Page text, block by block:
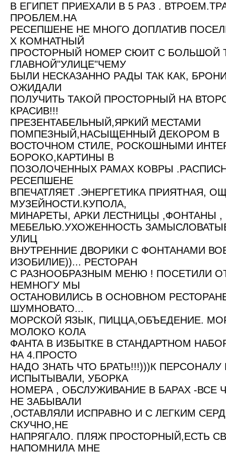
В ЕГИПЕТ ПРИЕХАЛИ В 5 РАЗ .
ПРОБЛЕМ.НА
РЕСЕПШЕНЕ НЕ МНОГО ДОПЛАТИВ
Х КОМНАТНЫЙ
ПРОСТОРНЫЙ НОМЕР СЮИТ С БОЛЬШОЙ
ГЛАВНОЙ"УЛИЦЕ"ЧЕМУ
БЫЛИ НЕСКАЗАННО РАДЫ ТАК КАК,
ОЖИДАЛИ
ПОЛУЧИТЬ ТАКОЙ ПРОСТОРНЫЙ НА
КРАСИВ!!!
ПРЕЗЕНТАБЕЛЬНЫЙ,ЯРКИЙ МЕСТАМИ
ПОМПЕЗНЫЙ,НАСЫЩЕННЫЙ ДЕКОРОМ В
ВОСТОЧНОМ СТИЛЕ, РОСКОШНЫМИ
БОРОКО,КАРТИНЫ В
ПОЗОЛОЧЕННЫХ РАМАХ КОВРЫ
РЕСЕПШЕНЕ
ВПЕЧАТЛЯЕТ .ЭНЕРГЕТИКА ПРИЯТНАЯ,
МУЗЕЙНОСТИ.КУПОЛА,
МИНАРЕТЫ, АРКИ ЛЕСТНИЦЫ ,ФОНТАНЫ
МЕБЕЛЬЮ.УХОЖЕННОСТЬ
УЛИЦ
ВНУТРЕННИЕ ДВОРИКИ С ФОНТАНАМИ
ИЗОБИЛИЕ))... РЕСТОРАН
С РАЗНООБРАЗНЫМ МЕНЮ ! ПОСЕТИЛИ
НЕМНОГУ МЫ
ОСТАНОВИЛИСЬ В ОСНОВНОМ
ШУМНОВАТО...
МОРСКОЙ ЯЗЫК, ПИЦЦА,ОБЪЕДЕНИЕ.
МОЛОКО КОЛА
ФАНТА В ИЗБЫТКЕ В СТАНДАРТНОМ
НА 4.ПРОСТО
НАДО ЗНАТЬ ЧТО БРАТЬ!!!)))К
ИСПЫТЫВАЛИ, УБОРКА
НОМЕРА , ОБСЛУЖИВАНИЕ В БАРАХ -
НЕ ЗАБЫВАЛИ
,ОСТАВЛЯЛИ ИСПРАВНО И С ЛЕГКИМ
СКУЧНО,НЕ
НАПРЯГАЛО. ПЛЯЖ ПРОСТОРНЫЙ,ЕСТЬ
НАПОМНИЛА МНЕ